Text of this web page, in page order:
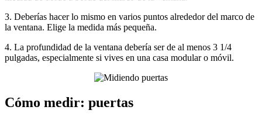
3. Deberías hacer lo mismo en varios puntos alrededor del marco de
la ventana. Elige la medida más pequeña.
4. La profundidad de la ventana debería ser de al menos 3 1/4
pulgadas, especialmente si vives en una casa modular o móvil.
Cómo medir: puertas